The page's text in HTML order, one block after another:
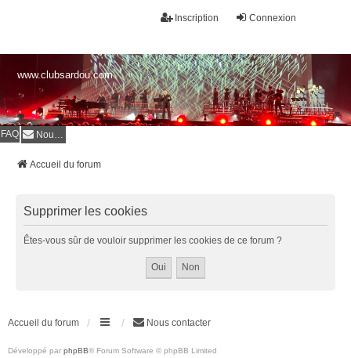
Connexion
Inscription
www.clubsardou.com
FAQ Nous contacter
Accueil du forum
Supprimer les cookies
Êtes-vous sûr de vouloir supprimer les cookies de ce forum ?
Accueil du forum Nous contacter
Développé par phpBB® Forum Software © phpBB Limited